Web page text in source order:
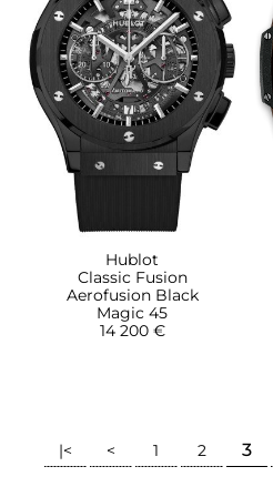
Hublot
Classic Fusion
Aerofusion Black
Magic 45
14 200 €
|< < 1 2 3